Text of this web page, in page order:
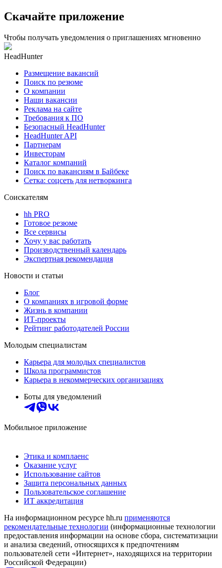
Скачайте приложение
Чтобы получать уведомления о приглашениях мгновенно
HeadHunter
Размещение вакансий
Поиск по резюме
О компании
Наши вакансии
Реклама на сайте
Требования к ПО
Безопасный HeadHunter
HeadHunter API
Партнерам
Инвесторам
Каталог компаний
Поиск по вакансиям в Байбеке
Сетка: соцсеть для нетворкинга
Соискателям
hh PRO
Готовое резюме
Все сервисы
Хочу у вас работать
Производственный календарь
Экспертная рекомендация
Новости и статьи
Блог
О компаниях в игровой форме
Жизнь в компании
ИТ-проекты
Рейтинг работодателей России
Молодым специалистам
Карьера для молодых специалистов
Школа программистов
Карьера в некоммерческих организациях
Боты для уведомлений
Мобильное приложение
Этика и комплаенс
Оказание услуг
Использование сайтов
Защита персональных данных
Пользовательское соглашение
ИТ аккредитация
На информационном ресурсе hh.ru применяются
рекомендательные технологии (информационные технологии
предоставления информации на основе сбора, систематизации
и анализа сведений, относящихся к предпочтениям
пользователей сети «Интернет», находящихся на территории
Российской Федерации)